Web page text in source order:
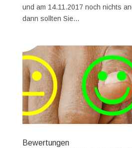
und am 14.11.2017 noch nichts
dann sollten Sie...
Bewertungen